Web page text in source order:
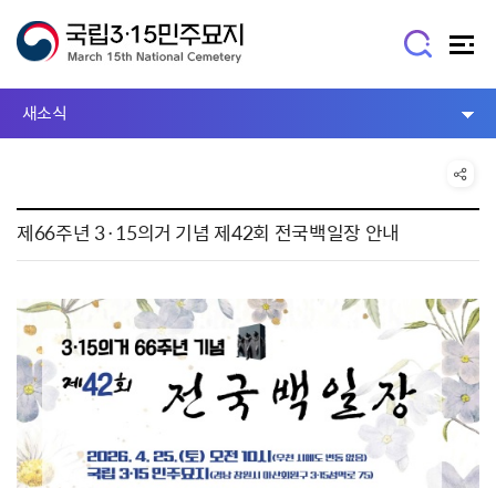
새소식
제66주년 3·15의거 기념 제42회 전국백일장 안내